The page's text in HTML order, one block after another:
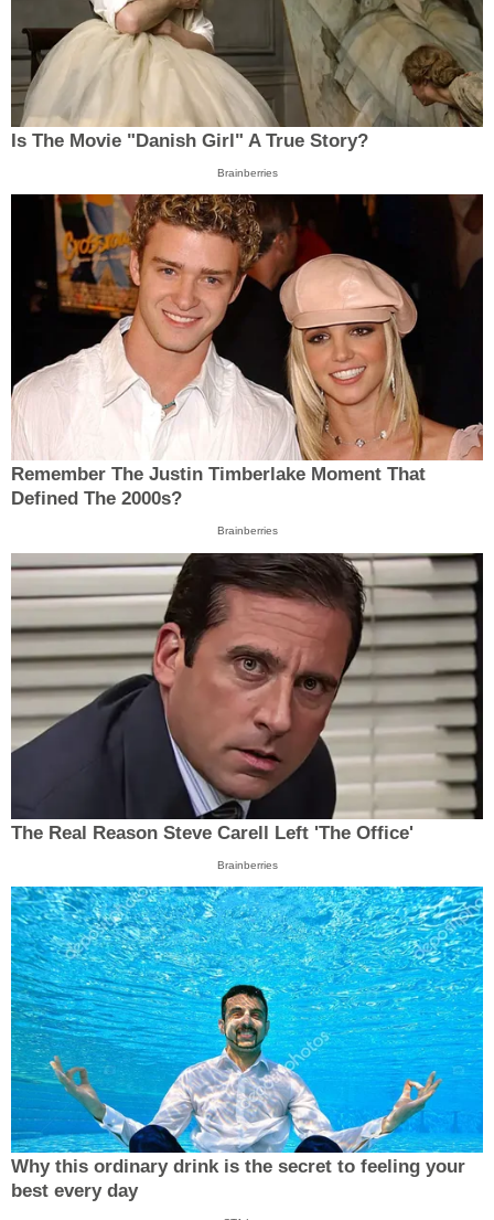
Is The Movie "Danish Girl" A True Story?
Brainberries
Remember The Justin Timberlake Moment That
Defined The 2000s?
Brainberries
The Real Reason Steve Carell Left 'The Office'
Brainberries
Why this ordinary drink is the secret to feeling your
best every day